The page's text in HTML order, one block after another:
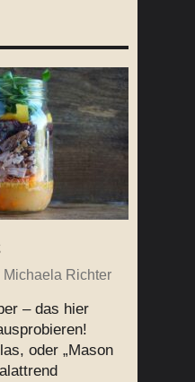
Michaela Richter
– das hier
oder „Mason